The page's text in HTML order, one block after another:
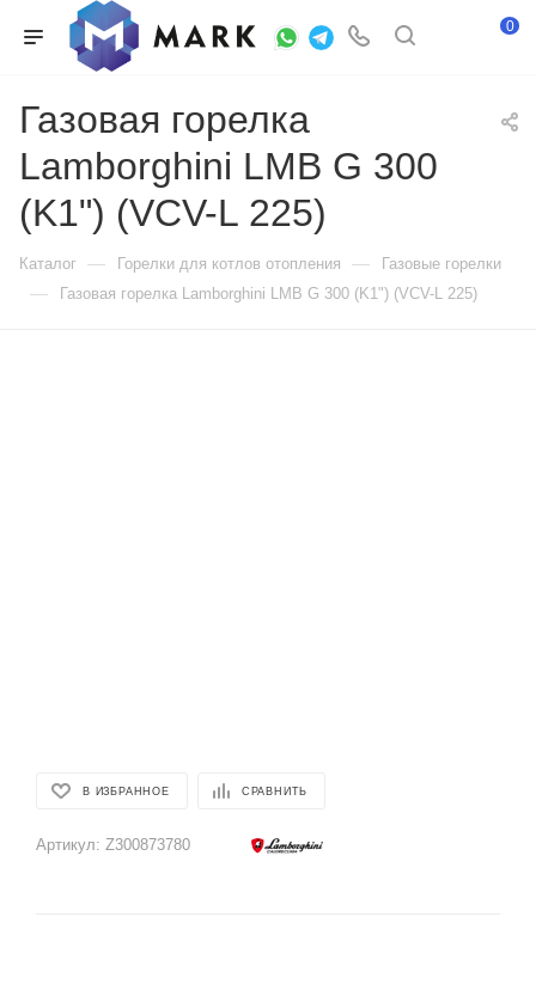
0
Газовая горелка
Lamborghini LMB G 300
(K1") (VCV-L 225)
Каталог — Горелки для котлов отопления — Газовые горелки
— Газовая горелка Lamborghini LMB G 300 (K1") (VCV-L 225)
В ИЗБРАННОЕ СРАВНИТЬ
Артикул: Z300873780